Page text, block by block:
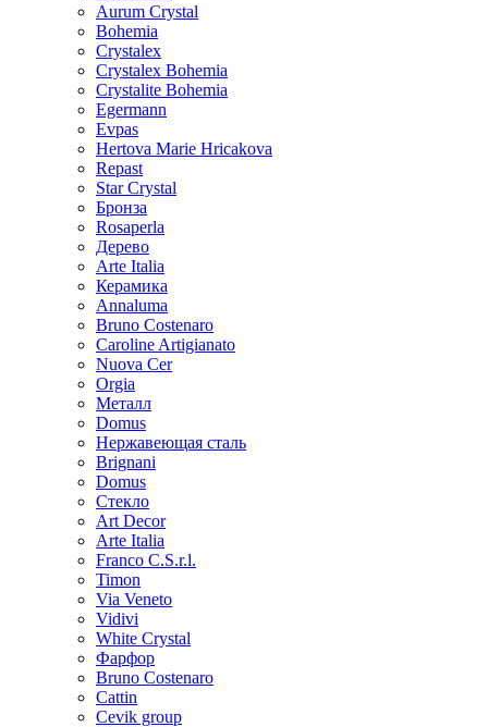
Aurum Crystal
Bohemia
Crystalex
Crystalex Bohemia
Crystalite Bohemia
Egermann
Evpas
Hertova Marie Hricakova
Repast
Star Crystal
Бронза
Rosaperla
Дерево
Arte Italia
Керамика
Annaluma
Bruno Costenaro
Caroline Artigianato
Nuova Cer
Orgia
Металл
Domus
Нержавеющая сталь
Brignani
Domus
Стекло
Art Decor
Arte Italia
Franco C.S.r.l.
Timon
Via Veneto
Vidivi
White Crystal
Фарфор
Bruno Costenaro
Cattin
Cevik group